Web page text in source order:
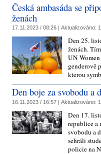
Česká ambasáda se
ženách
17.11.2023 / 08:26 | Aktualizováno:
Den 25.
ženách.
UN
genderově
kterou
Den boje za svobodu a
16.11.2023 / 16:57 | Aktualizováno:
Den 17.
republice a
svobodu a
sehráli
policie na